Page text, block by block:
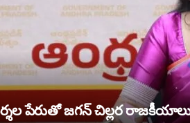
పేరుతో జ‌గ‌న్ చిల్ల‌ర